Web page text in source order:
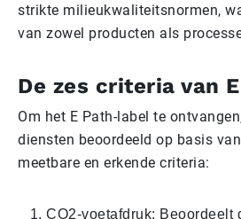
strikte milieukwaliteitsnormen,
van zowel producten als
De zes criteria van
Om het E Path-label te
diensten beoordeeld op basis
meetbare en erkende criteria:
CO2-voetafdruk: Beoordeelt